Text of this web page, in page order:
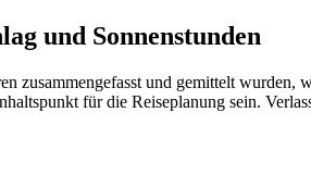
und Sonnenstunden
zusammengefasst und gemittelt wurden,
für die Reiseplanung sein.